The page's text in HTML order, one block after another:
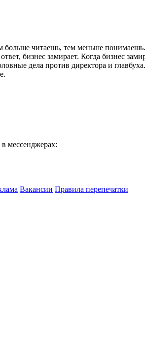
больше читаешь, тем меньше
бизнес замирает. Когда бизнес
дела против директора и
мессенджерах:
Вакансии Правила перепечатки